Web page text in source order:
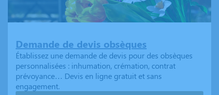
Demande de devis obsèques
Établissez une demande de devis pour des obsèques
personnalisées : inhumation, crémation, contrat
prévoyance… Devis en ligne gratuit et sans
engagement.